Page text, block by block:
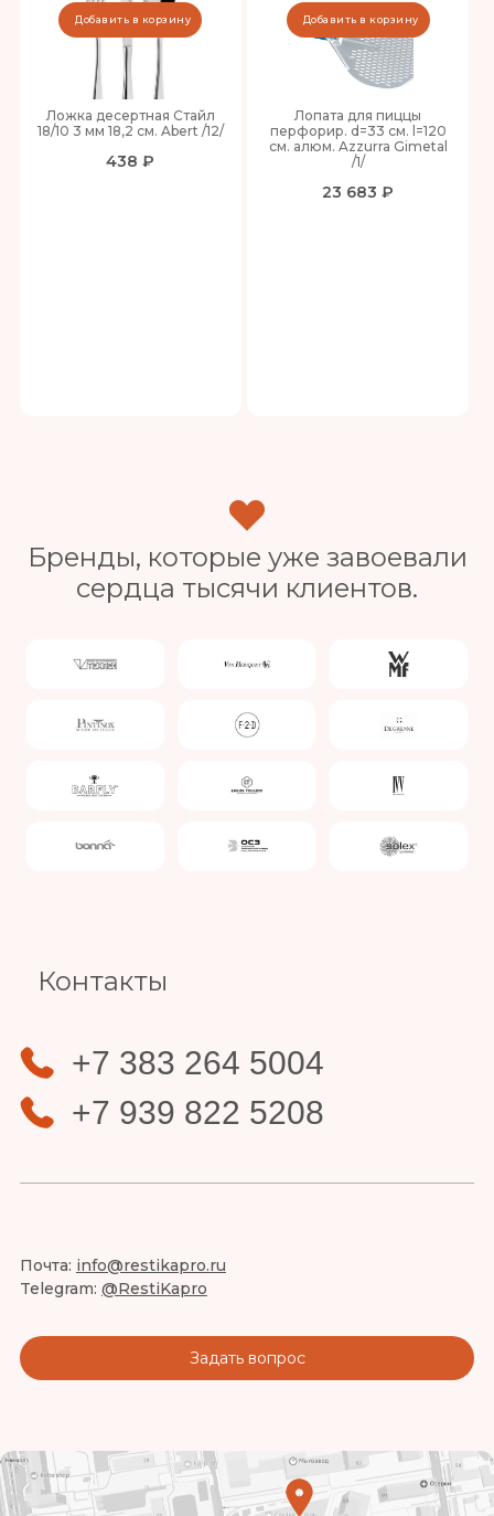
Ложка десертная Стайл
18/10 3 мм 18,2 см. Abert /12/
438 ₽
Добавить в корзину
Лопата для пиццы
перфорир. d=33 см. l=120
см. алюм. Azzurra Gimetal
/1/
23 683 ₽
Добавить в корзину
Бренды, которые уже завоевали
сердца тысячи клиентов.
Контакты
+7 383 264 5004
+7 939 822 5208
Почта: info@restikapro.ru
Telegram: @RestiKapro
Задать вопрос